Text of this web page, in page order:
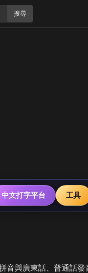
搜尋
中文打字平台 工具
音與廣東話、普通話發